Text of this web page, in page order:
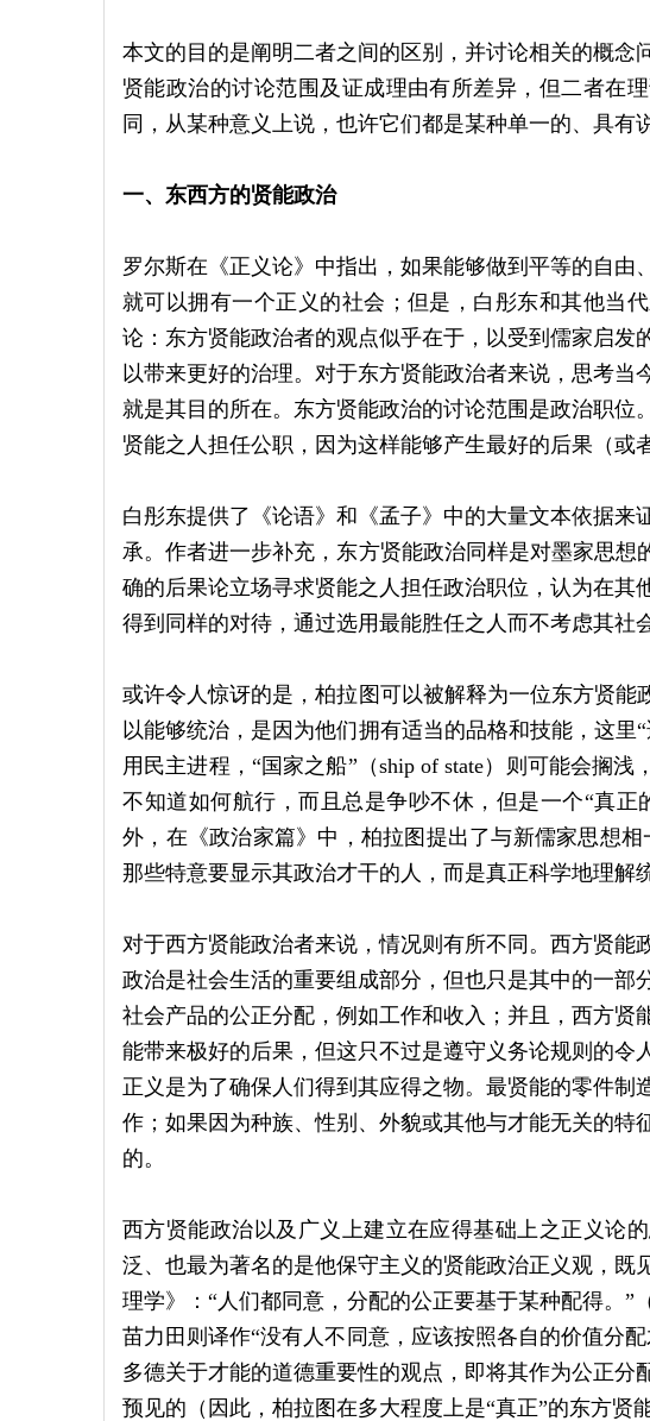
本文的目的是阐明二者之间的区别，并讨论相关的概念
贤能政治的讨论范围及证成理由有所差异，但二者在
同，从某种意义上说，也许它们都是某种单一的、具有
一、东西方的贤能政治
罗尔斯在《正义论》中指出，如果能够做到平等的自由
就可以拥有一个正义的社会；但是，白彤东和其他当
论：东方贤能政治者的观点似乎在于，以受到儒家启发
以带来更好的治理。对于东方贤能政治者来说，思考当
就是其目的所在。东方贤能政治的讨论范围是政治职位
贤能之人担任公职，因为这样能够产生最好的后果（或
白彤东提供了《论语》和《孟子》中的大量文本依据来
承。作者进一步补充，东方贤能政治同样是对墨家思想
确的后果论立场寻求贤能之人担任政治职位，认为在其
得到同样的对待，通过选用最能胜任之人而不考虑其社
或许令人惊讶的是，柏拉图可以被解释为一位东方贤能
以能够统治，是因为他们拥有适当的品格和技能，这里
用民主进程，“国家之船”（ship of state）则可能会搁浅
不知道如何航行，而且总是争吵不休，但是一个“真
外，在《政治家篇》中，柏拉图提出了与新儒家思想
那些特意要显示其政治才干的人，而是真正科学地理解
对于西方贤能政治者来说，情况则有所不同。西方贤能
政治是社会生活的重要组成部分，但也只是其中的一部
社会产品的公正分配，例如工作和收入；并且，西方贤
能带来极好的后果，但这只不过是遵守义务论规则的令
正义是为了确保人们得到其应得之物。最贤能的零件制
作；如果因为种族、性别、外貌或其他与才能无关的特
的。
西方贤能政治以及广义上建立在应得基础上之正义论
泛、也最为著名的是他保守主义的贤能政治正义观，既
理学》：“人们都同意，分配的公正要基于某种配得。”
苗力田则译作“没有人不同意，应该按照各自的价值分
多德关于才能的道德重要性的观点，即将其作为公正分
预见的（因此，柏拉图在多大程度上是“真正”的东方贤